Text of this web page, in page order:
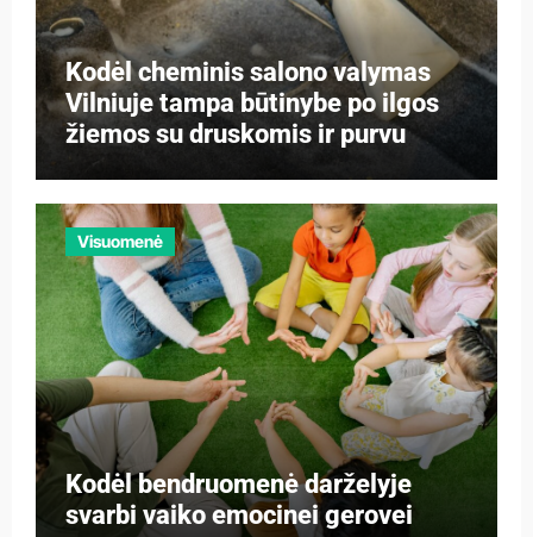
Kodėl cheminis salono valymas
Vilniuje tampa būtinybe po ilgos
žiemos su druskomis ir purvu
Visuomenė
Kodėl bendruomenė darželyje
svarbi vaiko emocinei gerovei